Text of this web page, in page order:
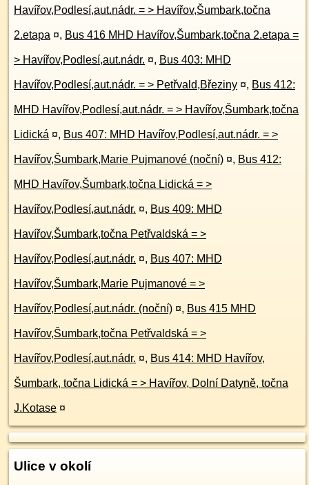
Havířov,Podlesí,aut.nádr. = > Havířov,Šumbark,točna
2.etapa ¤, Bus 416 MHD Havířov,Šumbark,točna 2.etapa =
> Havířov,Podlesí,aut.nádr. ¤, Bus 403: MHD
Havířov,Podlesí,aut.nádr. = > Petřvald,Březiny ¤, Bus 412:
MHD Havířov,Podlesí,aut.nádr. = > Havířov,Šumbark,točna
Lidická ¤, Bus 407: MHD Havířov,Podlesí,aut.nádr. = >
Havířov,Šumbark,Marie Pujmanové (noční) ¤, Bus 412:
MHD Havířov,Šumbark,točna Lidická = >
Havířov,Podlesí,aut.nádr. ¤, Bus 409: MHD
Havířov,Šumbark,točna Petřvaldská = >
Havířov,Podlesí,aut.nádr. ¤, Bus 407: MHD
Havířov,Šumbark,Marie Pujmanové = >
Havířov,Podlesí,aut.nádr. (noční) ¤, Bus 415 MHD
Havířov,Šumbark,točna Petřvaldská = >
Havířov,Podlesí,aut.nádr. ¤, Bus 414: MHD Havířov,
Šumbark, točna Lidická = > Havířov, Dolní Datyně, točna
J.Kotase ¤
Ulice v okolí